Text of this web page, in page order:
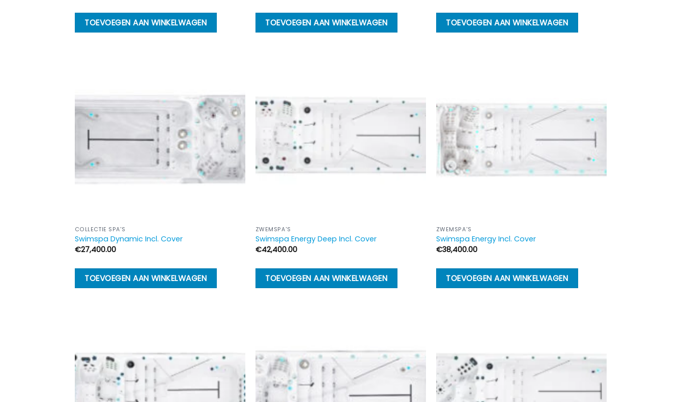
TOEVOEGEN AAN WINKELWAGEN TOEVOEGEN AAN WINKELWAGEN TOEVOEGEN AAN WINKELWAGEN
COLLECTIE SPA'S
Swimspa Dynamic Incl. Cover
€27,400.00
TOEVOEGEN AAN WINKELWAGEN
ZWEMSPA'S
Swimspa Energy Deep Incl. Cover
€42,400.00
TOEVOEGEN AAN WINKELWAGEN
ZWEMSPA'S
Swimspa Energy Incl. Cover
€38,400.00
TOEVOEGEN AAN WINKELWAGEN